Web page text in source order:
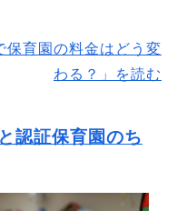
保育園の料金はどう変
わる？」を読む
認証保育園のち